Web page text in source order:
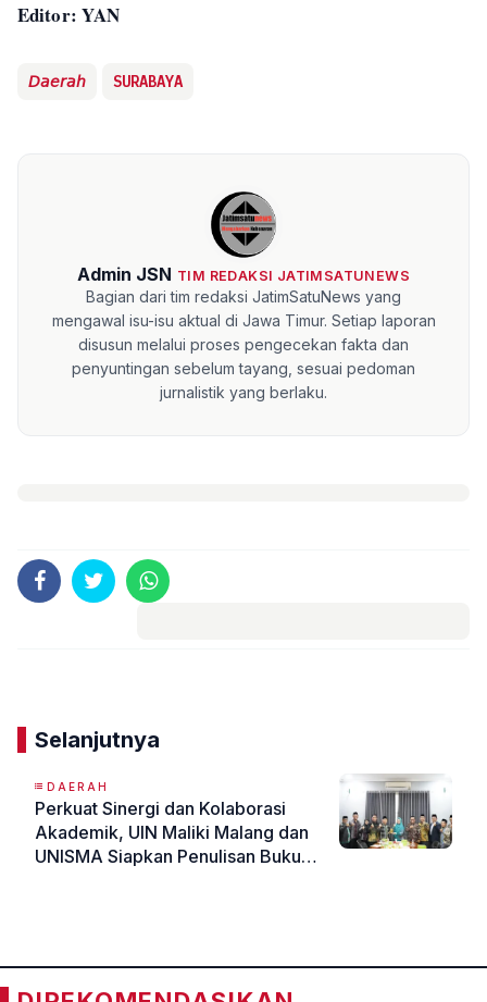
Editor: YAN
𝘋𝘢𝘦𝘳𝘢𝘩 SURABAYA
Admin JSN TIM REDAKSI JATIMSATUNEWS
Bagian dari tim redaksi JatimSatuNews yang
mengawal isu-isu aktual di Jawa Timur. Setiap laporan
disusun melalui proses pengecekan fakta dan
penyuntingan sebelum tayang, sesuai pedoman
jurnalistik yang berlaku.
Selanjutnya
DAERAH
Perkuat Sinergi dan Kolaborasi
Akademik, UIN Maliki Malang dan
UNISMA Siapkan Penulisan Buku